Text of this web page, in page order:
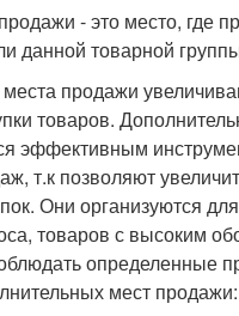
- это место, где
данной товарной
продажи
товаров.
эффективным
т.к позволяют
Они организуются
товаров с высоким
определенные
мест продажи: